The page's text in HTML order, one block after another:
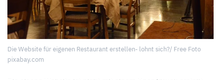
Die Website für eigenen Restaurant erstellen- lohnt sich?/ Free Foto
pixabay.com